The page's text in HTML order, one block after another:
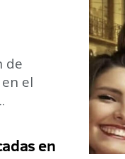
de
el
en